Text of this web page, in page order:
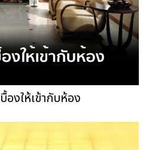
องให้เข้ากับห้อง